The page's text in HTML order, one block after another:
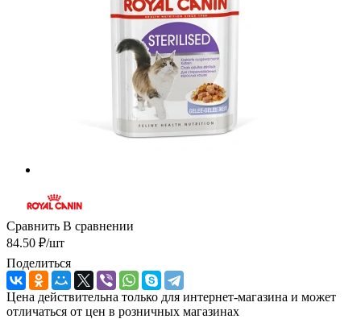
Сравнить В сравнении
84.50 ₽/шт
Поделиться
Цена действительна только для интернет-магазина и может
отличаться от цен в розничных магазинах